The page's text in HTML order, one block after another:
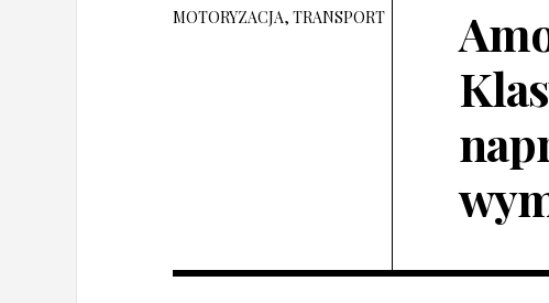
MOTORYZACJA, TRANSPORT